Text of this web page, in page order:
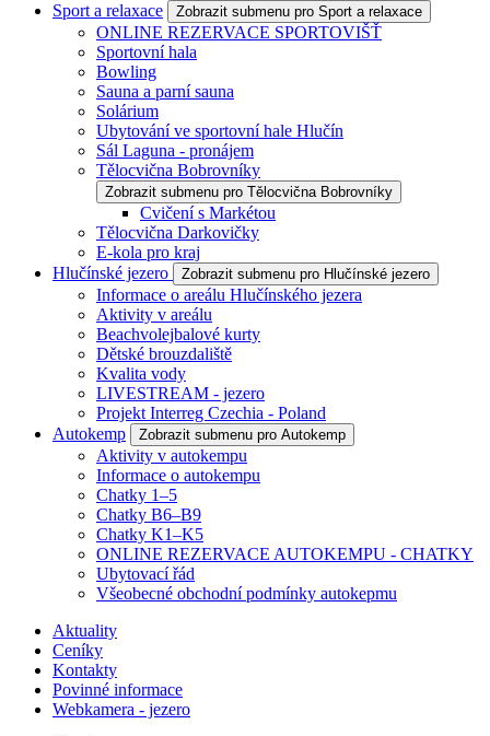
Sport a relaxace
Zobrazit submenu pro Sport a relaxace
ONLINE REZERVACE SPORTOVIŠŤ
Sportovní hala
Bowling
Sauna a parní sauna
Solárium
Ubytování ve sportovní hale Hlučín
Sál Laguna - pronájem
Tělocvična Bobrovníky
Zobrazit submenu pro Tělocvična Bobrovníky
Cvičení s Markétou
Tělocvična Darkovičky
E-kola pro kraj
Hlučínské jezero
Zobrazit submenu pro Hlučínské jezero
Informace o areálu Hlučínského jezera
Aktivity v areálu
Beachvolejbalové kurty
Dětské brouzdaliště
Kvalita vody
LIVESTREAM - jezero
Projekt Interreg Czechia - Poland
Autokemp
Zobrazit submenu pro Autokemp
Aktivity v autokempu
Informace o autokempu
Chatky 1–5
Chatky B6–B9
Chatky K1–K5
ONLINE REZERVACE AUTOKEMPU - CHATKY
Ubytovací řád
Všeobecné obchodní podmínky autokepmu
Aktuality
Ceníky
Kontakty
Povinné informace
Webkamera - jezero